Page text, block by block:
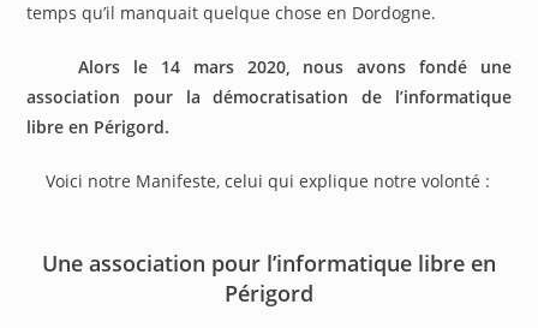
temps qu’il manquait quelque chose en Dordogne.
Alors le 14 mars 2020, nous avons fondé une
association pour la démocratisation de l’informatique
libre en Périgord.
Voici notre Manifeste, celui qui explique notre volonté :
Une association pour l’informatique libre en
Périgord